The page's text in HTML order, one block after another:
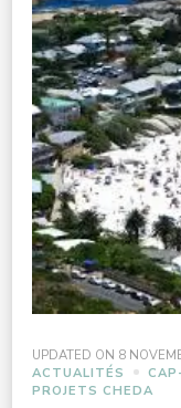
UPDATED ON 8
ACTUALITÉS
PROJETS CHEDA